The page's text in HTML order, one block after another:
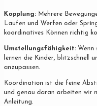
Kopplung: Mehrere
Laufen und Werfen oder
koordinatives Können richtig
Umstellungsfähigkeit: Wenn
lernen die Kinder, blitzschnell
anzupassen.
Koordination ist die feine
und genau daran arbeiten wir
Anleitung.